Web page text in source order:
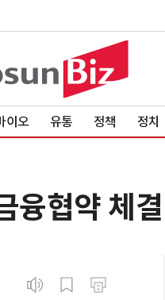
이오 유통 정책 정치
융협약 체결